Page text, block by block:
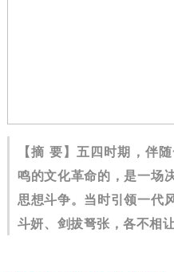
【摘 要】五四时期，伴
鸣的文化革命的，是一场
思想斗争。当时引领一代
斗妍、剑拔弩张，各不相